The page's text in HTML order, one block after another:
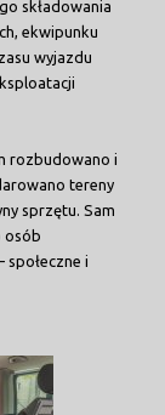
składowania
ekwipunku
wyjazdu
rozbudowano i
tereny
sprzętu. Sam
osób
społeczne i